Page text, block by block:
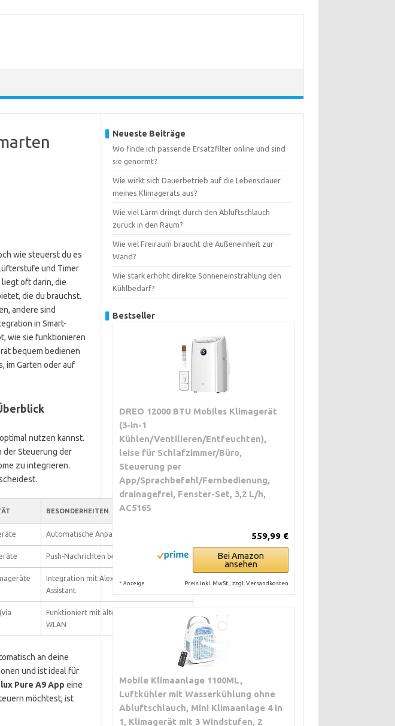
wie steuerst du es
und Timer
oft darin, die
die du brauchst.
andere sind
in Smart-
wie sie funktionieren
bequem bedienen
im Garten oder auf
nutzen kannst.
der Steuerung der
zu integrieren.
BESONDERHEITEN
Automatische Anpassung bei Anwesenheit
Push-Nachrichten bei Wartung
Integration mit Alexa und Google
Assistant
Funktioniert mit älteren Geräten ohne
WLAN
an deine
und ist ideal für
Pure A9 App eine
möchtest, ist
Neueste Beiträge
Wo finde ich passende Ersatzfilter online und sind
sie genormt?
Wie wirkt sich Dauerbetrieb auf die Lebensdauer
meines Klimageräts aus?
Wie viel Lärm dringt durch den Abluftschlauch
zurück in den Raum?
Wie viel Freiraum braucht die Außeneinheit zur
Wand?
Wie stark erhöht direkte Sonneneinstrahlung den
Kühlbedarf?
Bestseller
DREO 12000 BTU Mobiles Klimagerät
(3-in-1
Kühlen/Ventilieren/Entfeuchten),
leise für Schlafzimmer/Büro,
Steuerung per
App/Sprachbefehl/Fernbedienung,
drainagefrei, Fenster-Set, 3,2 L/h,
AC516S
559,99 €
Bei Amazon
ansehen
* Anzeige Preis inkl. MwSt., zzgl. Versandkosten
Mobile Klimaanlage 1100ML,
Luftkühler mit Wasserkühlung ohne
Abluftschlauch, Mini Klimaanlage 4 in
1, Klimagerät mit 3 Windstufen, 2